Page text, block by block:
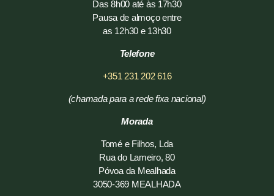
Das 8h00 até às 17h30
Pausa de almoço entre
as 12h30 e 13h30
Telefone
+351 231 202 616
(chamada para a rede fixa nacional)
Morada
Tomé e Filhos, Lda
Rua do Lameiro, 80
Póvoa da Mealhada
3050-369 MEALHADA